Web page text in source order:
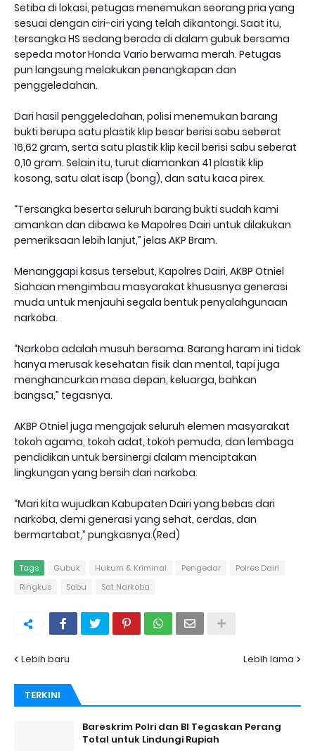
Setiba di lokasi, petugas menemukan seorang pria yang
sesuai dengan ciri-ciri yang telah dikantongi. Saat itu,
tersangka HS sedang berada di dalam gubuk bersama
sepeda motor Honda Vario berwarna merah. Petugas
pun langsung melakukan penangkapan dan
penggeledahan.
Dari hasil penggeledahan, polisi menemukan barang
bukti berupa satu plastik klip besar berisi sabu seberat
16,62 gram, serta satu plastik klip kecil berisi sabu seberat
0,10 gram. Selain itu, turut diamankan 41 plastik klip
kosong, satu alat isap (bong), dan satu kaca pirex.
“Tersangka beserta seluruh barang bukti sudah kami
amankan dan dibawa ke Mapolres Dairi untuk dilakukan
pemeriksaan lebih lanjut,” jelas AKP Bram.
Menanggapi kasus tersebut, Kapolres Dairi, AKBP Otniel
Siahaan mengimbau masyarakat khususnya generasi
muda untuk menjauhi segala bentuk penyalahgunaan
narkoba.
“Narkoba adalah musuh bersama. Barang haram ini tidak
hanya merusak kesehatan fisik dan mental, tapi juga
menghancurkan masa depan, keluarga, bahkan
bangsa,” tegasnya.
AKBP Otniel juga mengajak seluruh elemen masyarakat
tokoh agama, tokoh adat, tokoh pemuda, dan lembaga
pendidikan untuk bersinergi dalam menciptakan
lingkungan yang bersih dari narkoba.
“Mari kita wujudkan Kabupaten Dairi yang bebas dari
narkoba, demi generasi yang sehat, cerdas, dan
bermartabat,” pungkasnya.(Red)
Tags Gubuk Hukum & Kriminal Pengedar
Polres Dairi
Ringkus
Sabu Sat Narkoba
Lebih baru Lebih lama
TERKINI
Bareskrim Polri dan BI Tegaskan Perang
Total untuk Lindungi Rupiah